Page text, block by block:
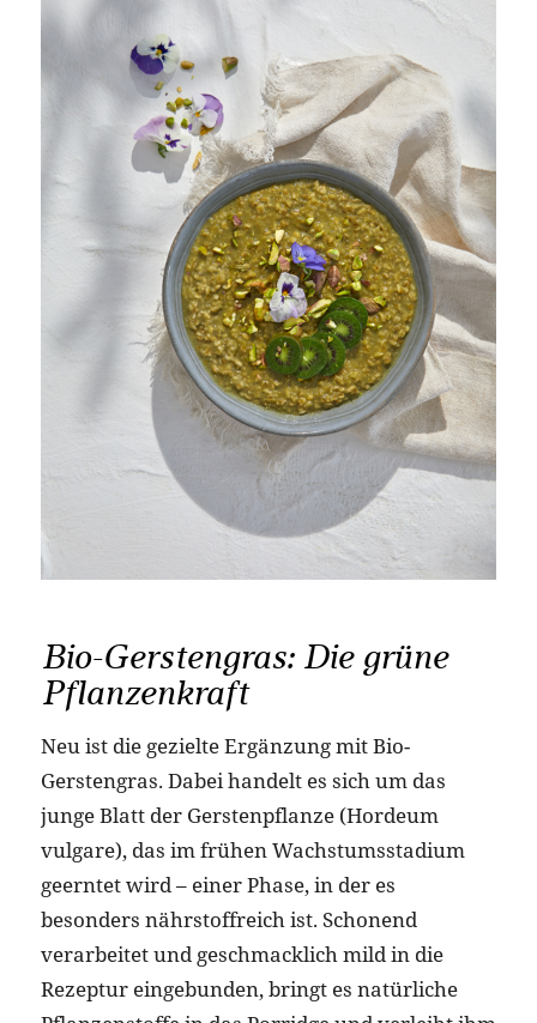
Bio-Gerstengras: Die grüne
Pflanzenkraft
Neu ist die gezielte Ergänzung mit Bio-
Gerstengras. Dabei handelt es sich um das
junge Blatt der Gerstenpflanze (Hordeum
vulgare), das im frühen Wachstumsstadium
geerntet wird – einer Phase, in der es
besonders nährstoffreich ist. Schonend
verarbeitet und geschmacklich mild in die
Rezeptur eingebunden, bringt es natürliche